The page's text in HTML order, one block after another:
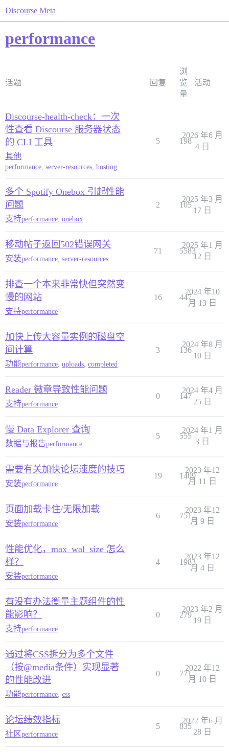
Discourse Meta
performance
话题 回复
浏
览
量
活动
Discourse-health-check：一次
性查看 Discourse 服务器状态
的 CLI 工具
其他
performance, server-resources, hosting
5 198
2026 年6 月
4 日
多个 Spotify Onebox 引起性能
问题
支持performance onebox
2 105
2025 年3 月
17 日
移动帖子返回502错误网关
安装performance server-resources
71 5583
2025 年1 月
12 日
排查一个本来非常快但突然变
慢的网站
支持performance
16 447
2024 年10
月 13 日
加快上传大容量实例的磁盘空
间计算
功能performance uploads completed
3 136
2024 年8 月
10 日
Reader 徽章导致性能问题
支持performance
0 147
2024 年4 月
25 日
慢 Data Explorer 查询
数据与报告performance
5 555
2024 年1 月
3 日
需要有关加快论坛速度的技巧
安装performance
19 1409
2023 年12
月 11 日
页面加载卡住/无限加载
安装performance
6 751
2023 年12
月 9 日
性能优化，max_wal_size 怎么
样？
安装performance
4 1983
2023 年12
月 4 日
有没有办法衡量主题组件的性
能影响？
支持performance
0 279
2023 年2 月
19 日
通过将CSS拆分为多个文件
（按@media条件）实现显著
的性能改进
功能performance css
0 771
2022 年12
月 10 日
论坛绩效指标
社区performance
5 835
2022 年6 月
28 日